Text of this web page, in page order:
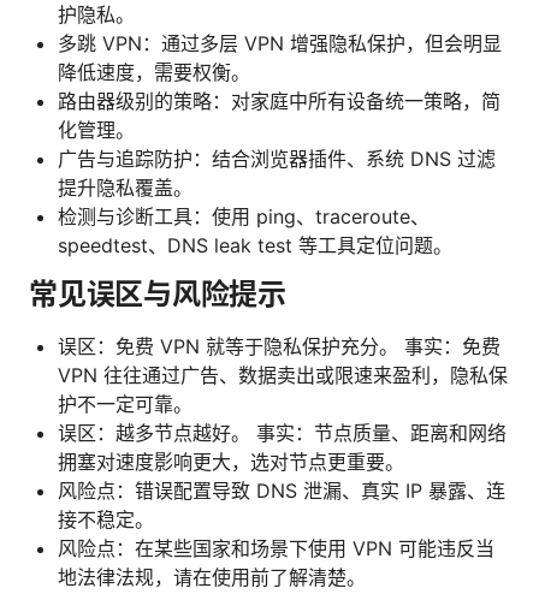
护隐私。
多跳 VPN：通过多层 VPN 增强隐私保护，但会明显
降低速度，需要权衡。
路由器级别的策略：对家庭中所有设备统一策略，简
化管理。
广告与追踪防护：结合浏览器插件、系统 DNS 过滤
提升隐私覆盖。
检测与诊断工具：使用 ping、traceroute、
speedtest、DNS leak test 等工具定位问题。
常见误区与风险提示
误区：免费 VPN 就等于隐私保护充分。 事实：免费
VPN 往往通过广告、数据卖出或限速来盈利，隐私保
护不一定可靠。
误区：越多节点越好。 事实：节点质量、距离和网络
拥塞对速度影响更大，选对节点更重要。
风险点：错误配置导致 DNS 泄漏、真实 IP 暴露、连
接不稳定。
风险点：在某些国家和场景下使用 VPN 可能违反当
地法律法规，请在使用前了解清楚。